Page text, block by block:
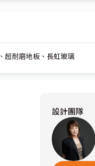
超耐磨地板、長虹玻璃
設計團隊